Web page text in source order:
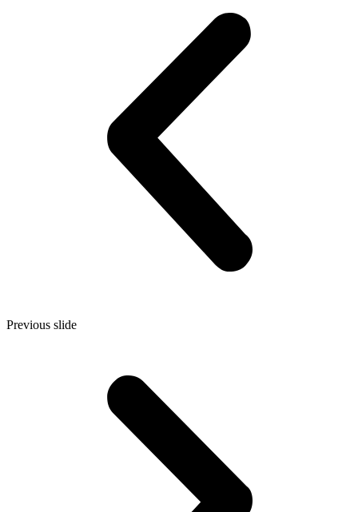
Previous slide